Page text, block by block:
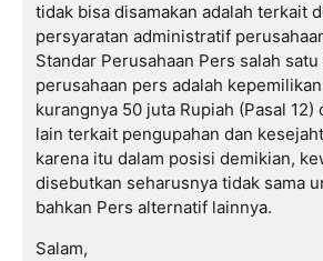
tidak bisa disamakan adalah terkait
persyaratan administratif
Standar Perusahaan Pers salah
perusahaan pers adalah
kurangnya 50 juta Rupiah (Pasal 12)
lain terkait pengupahan dan
karena itu dalam posisi demikian,
disebutkan seharusnya tidak sama
bahkan Pers alternatif lainnya.
Salam,